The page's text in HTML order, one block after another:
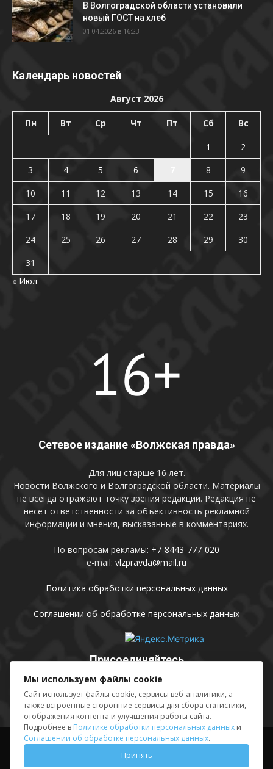
В Волгоградской области установили
новый ГОСТ на хлеб
01.04.2026 в 16:23
Календарь новостей
Август 2026
Пн Вт Ср Чт Пт Сб Вс
1
2
3
4 5 6 8
9
10
11 12 13 14 15
16
17
18 19 20 21 22
23
24
25 26 27 28 29
30
31
« Июл
Сетевое издание «Волжская правда»
Для лиц старше 16 лет.
Новости Волжского и Волгоградской области. Материалы
не всегда отражают точку зрения редакции. Редакция не
несет ответственности за объективность рекламной
информации и мнения, высказанные в комментариях.
По вопросам рекламы: +7-8443-777-020
e-mail: vlzpravda@mail.ru
Политика обработки персональных данных
Соглашении об обработке персональных данных
Присоединяйтесь
Выходные данные Sing in
© АМУ «Редакция газеты «Волжская правда», 2012-2026
Мы используем файлы cookie
Сайт использует файлы cookie, сервисы веб-аналитики, а
также встроенные сторонние сервисы для сбора статистики,
отображения контента и улучшения работы сайта.
Подробнее в Политике обработки персональных данных и
Соглашении об обработке персональных данных.
Принять